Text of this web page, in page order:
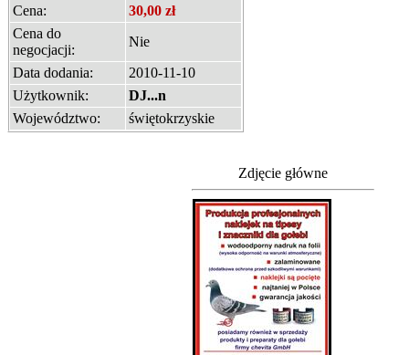
Cena:
30,00 zł
Cena do
negocjacji:
Nie
Data dodania:
2010-11-10
Użytkownik:
DJ...n
Województwo:
świętokrzyskie
Zdjęcie główne